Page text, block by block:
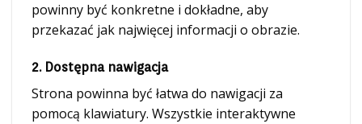
powinny być konkretne i dokładne, aby
przekazać jak najwięcej informacji o obrazie.
2. Dostępna nawigacja
Strona powinna być łatwa do nawigacji za
pomocą klawiatury. Wszystkie interaktywne